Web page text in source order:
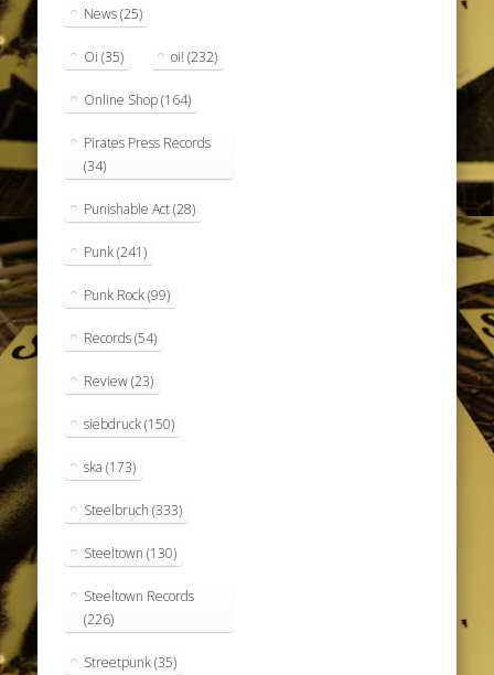
News(25)
Oi (35) oi! (232)
Online Shop(164)
Pirates Press Records
(34)
Punishable Act(28)
Punk(241)
Punk Rock(99)
Records(54)
Review(23)
siebdruck(150)
ska (173)
Steelbruch (333)
Steeltown (130)
Steeltown Records
(226)
Streetpunk(35)